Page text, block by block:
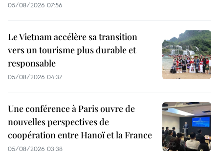
05/08/2026 07:56
Le Vietnam accélère sa transition
vers un tourisme plus durable et
responsable
05/08/2026 04:37
Une conférence à Paris ouvre de
nouvelles perspectives de
coopération entre Hanoï et la France
05/08/2026 03:38